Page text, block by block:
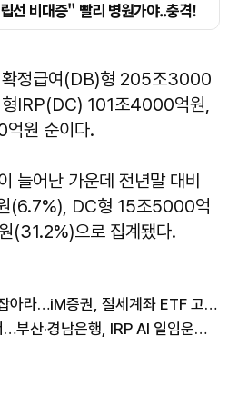
확정급여(DB)형 205조3000
형IRP(DC) 101조4000억원,
원 순이다.
늘어난 가운데 전년말 대비
(6.7%), DC형 15조5000억
(31.2%)으로 집계됐다.
500조 퇴직연금 시장 잡아라…iM증권, 절세계좌 ETF 고객 유치 나서
퇴직연금도 AI가 알아서…부산·경남은행, IRP AI 일임운용 서비스